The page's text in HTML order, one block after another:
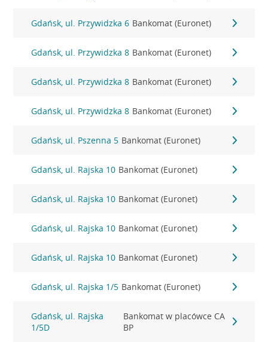
Gdańsk, ul. Przywidzka 6 Bankomat (Euronet)
Gdańsk, ul. Przywidzka 8 Bankomat (Euronet)
Gdańsk, ul. Przywidzka 8 Bankomat (Euronet)
Gdańsk, ul. Przywidzka 8 Bankomat (Euronet)
Gdańsk, ul. Pszenna 5 Bankomat (Euronet)
Gdańsk, ul. Rajska 10 Bankomat (Euronet)
Gdańsk, ul. Rajska 10 Bankomat (Euronet)
Gdańsk, ul. Rajska 10 Bankomat (Euronet)
Gdańsk, ul. Rajska 10 Bankomat (Euronet)
Gdańsk, ul. Rajska 1/5 Bankomat (Euronet)
Gdańsk, ul. Rajska
1/5D
Bankomat w placówce CA
BP